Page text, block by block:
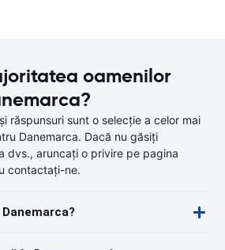
oamenilor
răspunsuri sunt o selecție a celor mai
Danemarca. Dacă nu găsiți
dvs., aruncați o privire pe pagina
contactați-ne.